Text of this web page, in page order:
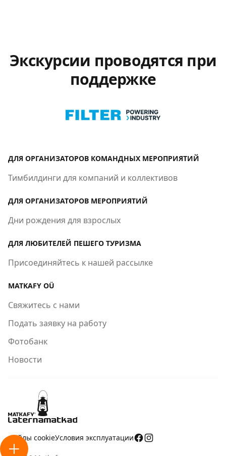
Экскурсии проводятся при
поддержке
ДЛЯ ОРГАНИЗАТОРОВ КОМАНДНЫХ МЕРОПРИЯТИЙ
Тимбилдинги для компаний и коллективов
ДЛЯ ОРГАНИЗАТОРОВ МЕРОПРИЯТИЙ
Дни рождения для взрослых
ДЛЯ ЛЮБИТЕЛЕЙ ПЕШЕГО ТУРИЗМА
Присоединяйтесь к нашей рассылке
MATKAFY OÜ
Свяжитесь с нами
Подать заявку на работу
Фотобанк
Новости
Файлы cookieУсловия эксплуатации